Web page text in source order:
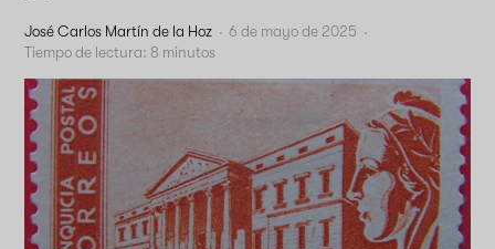
José Carlos Martín de la Hoz · 6 de mayo de 2025 ·
Tiempo de lectura: 8 minutos